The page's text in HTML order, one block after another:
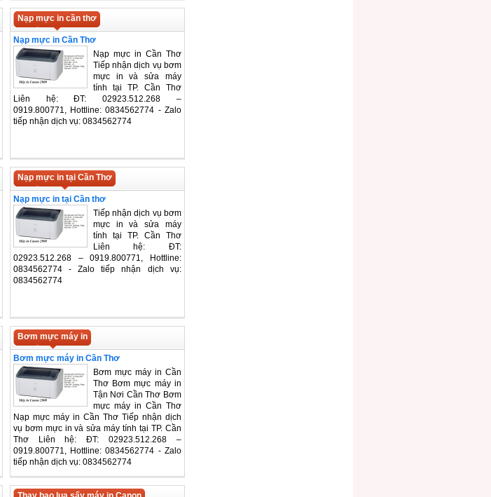
Nạp mực in cần thơ
Nạp mực in Cần Thơ
Nạp mực in Cần Thơ
Tiếp nhận dịch vụ bơm
mực in và sửa máy
tính tại TP. Cần Thơ
Liên hệ: ĐT: 02923.512.268 –
0919.800771, Hottline: 0834562774 - Zalo
tiếp nhận dịch vụ: 0834562774
Nạp mực in tại Cần Thơ
Nạp mực in tại Cần thơ
Tiếp nhận dịch vụ bơm
mực in và sửa máy
tính tại TP. Cần Thơ
Liên hệ: ĐT:
02923.512.268 – 0919.800771, Hottline:
0834562774 - Zalo tiếp nhận dịch vụ:
0834562774
Bơm mực máy in
Bơm mực máy in Cần Thơ
Bơm mực máy in Cần
Thơ Bơm mực máy in
Tận Nơi Cần Thơ Bơm
mực máy in Cần Thơ
Nạp mực máy in Cần Thơ Tiếp nhận dịch
vụ bơm mực in và sửa máy tính tại TP. Cần
Thơ Liên hệ: ĐT: 02923.512.268 –
0919.800771, Hottline: 0834562774 - Zalo
tiếp nhận dịch vụ: 0834562774